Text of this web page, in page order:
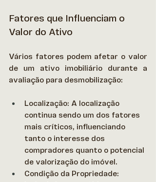
Fatores que Influenciam o
Valor do Ativo
Vários fatores podem afetar o valor
de um ativo imobiliário durante a
avaliação para desmobilização:
Localização: A localização
continua sendo um dos fatores
mais críticos, influenciando
tanto o interesse dos
compradores quanto o potencial
de valorização do imóvel.
Condição da Propriedade: